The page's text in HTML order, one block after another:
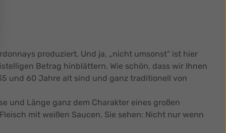
produziert. Und ja, „nicht umsonst“ ist hier
Betrag hinblättern. Wie schön, dass wir Ihnen
und 60 Jahre alt sind und ganz traditionell von
und Länge ganz dem Charakter eines großen
mit weißen Saucen. Sie sehen: Nicht nur wenn